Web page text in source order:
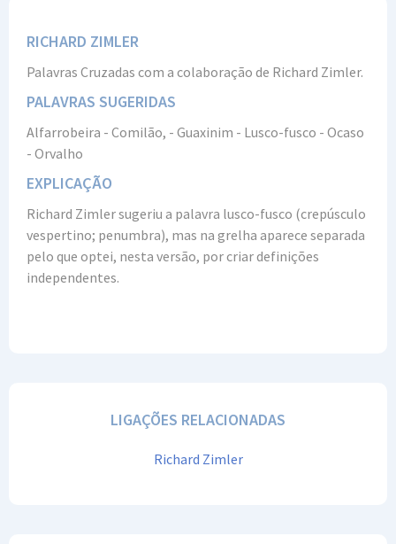
RICHARD ZIMLER
Palavras Cruzadas com a colaboração de Richard Zimler.
PALAVRAS SUGERIDAS
Alfarrobeira - Comilão, - Guaxinim - Lusco-fusco - Ocaso
- Orvalho
EXPLICAÇÃO
Richard Zimler sugeriu a palavra lusco-fusco (crepúsculo
vespertino; penumbra), mas na grelha aparece separada
pelo que optei, nesta versão, por criar definições
independentes.
LIGAÇÕES RELACIONADAS
Richard Zimler